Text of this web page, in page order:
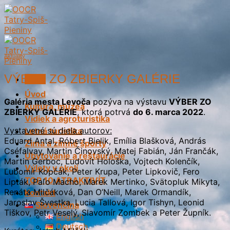
Skip
to
content
Úvod
Kultúra, múzeá
Vidiek a agroturistika
Letná turistika
Zima a zimné športy
Ubytovanie a reštaurácie
Výlety v okolí
TOP 10 ATRAKTIVÍT
Kontakt
Slovenčina
English
Deutsch
Aktuality
VÝBER ZO ZBIERKY GALÉRIE
Galéria mesta Levočapozýva na výstavuVÝBER ZO
ZBIERKY GALÉRIE, ktorá potrvá do 6. marca 2022.
Vystavené sú diela autorov:
Eduard Antal, Róbert Bielik, Emília Blašková, András
Cséfalvay, Martin Činovský, Matej Fabián, Ján Frančák,
Martin Gerboc, Ľudovít Hološka, Vojtech Kolenčík,
Ľubomír Kopčák, Peter Krupa, Peter Lipkovič, Fero
Lipták, Paľo Macho, Marek Mertinko, Svätopluk Mikyta,
Renáta Milčáková, Dan O’Neill, Marek Ormandík,
Jaroslav Švestka, Lucia Tallová, Igor Tishyn, Leonid
Tiškov, Petr Veselý, Slavomír Zombek a Peter Župník.